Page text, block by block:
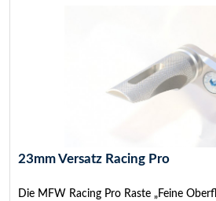
23mm Versatz Racing Pro
Die MFW Racing Pro Raste „Feine